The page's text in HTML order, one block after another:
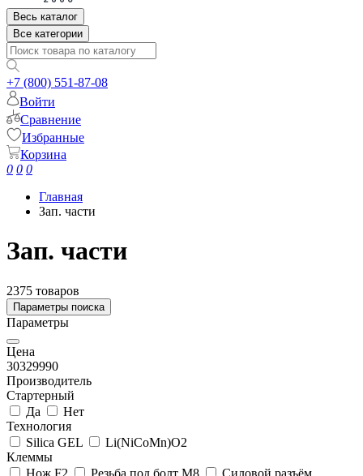
Весь каталог
Все категории
+7 (800) 551-87-08
Войти
Сравнение
Избранные
Корзина
0 0 0
Главная
Зап. части
Зап. части
2375 товаров
Параметры поиска
Параметры
Цена
30329990
Производитель
Стартерный
Да
Нет
Технология
Silica GEL
Li(NiCoMn)O2
Клеммы
Нож F2
Резьба под болт M8 Силовой разъём